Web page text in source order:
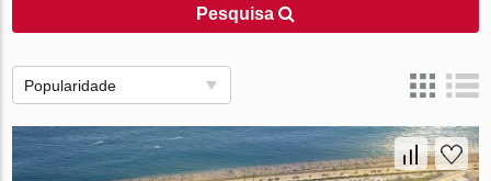
Pesquisa
Popularidade